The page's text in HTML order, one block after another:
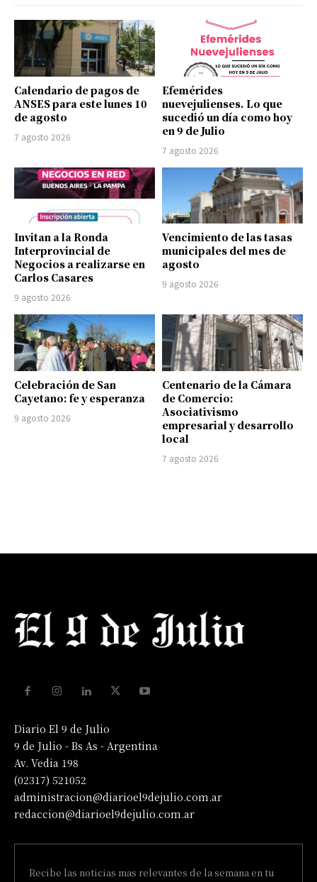
Calendario de pagos de
ANSES para este lunes 10
de agosto
7 agosto 2026
Efemérides
nuevejulienses. Lo que
sucedió un día como hoy
en 9 de Julio
7 agosto 2026
Invitan a la Ronda
Interprovincial de
Negocios a realizarse en
Carlos Casares
9 agosto 2026
Vencimiento de las tasas
municipales del mes de
agosto
9 agosto 2026
Celebración de San
Cayetano: fe y esperanza
9 agosto 2026
Centenario de la Cámara
de Comercio:
Asociativismo
empresarial y desarrollo
local
7 agosto 2026
Diario El 9 de Julio
9 de Julio - Bs As - Argentina
Av. Vedia 198
(02317) 521052
administracion@diarioel9dejulio.com.ar
redaccion@diarioel9dejulio.com.ar
Recibe las noticias mas relevantes de la semana en tu